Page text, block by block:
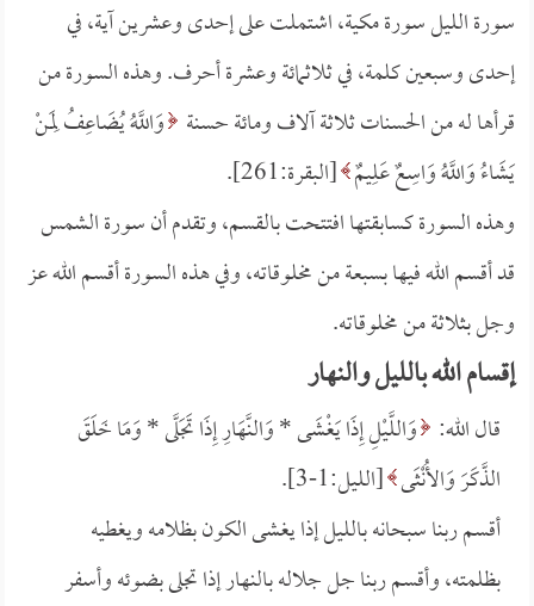
سورة الليل سورة مكية، اشتملت على إحدى وعشرين آية، في
إحدى وسبعين كلمة، في ثلاثمائة وعشرة أحرف. وهذه السورة من
قرأها له من الحسنات ثلاثة آلاف ومائة حسنة وَاللَّهُ يُضَاعِفُ لِمَنْ
يَشَاءُ وَاللَّهُ وَاسِعٌ عَلِيمٌ [البقرة:261].
وهذه السورة كسابقتها افتتحت بالقسم، وتقدم أن سورة الشمس
قد أقسم الله فيها بسبعة من مخلوقاته، وفي هذه السورة أقسم الله عز
وجل بثلاثة من مخلوقاته.
إقسام الله بالليل والنهار
قال الله: وَاللَّيْلِ إِذَا يَغْشَى *وَالنَّهَارِ إِذَا تَجَلَّى *وَمَا خَلَقَ
الذَّكَرَ وَالأُنْثَى [الليل:1-3].
أقسم ربنا سبحانه بالليل إذا يغشى الكون بظلامه ويغطيه
بظلمته، وأقسم ربنا جل جلاله بالنهار إذا تجلى بضوئه وأسفر